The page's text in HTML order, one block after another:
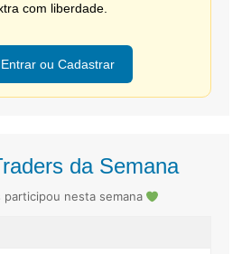
com liberdade.
Entrar ou Cadastrar
da Semana
participou nesta semana